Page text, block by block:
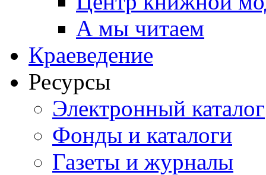
А мы читаем
Краеведение
Ресурсы
Электронный каталог
Фонды и каталоги
Газеты и журналы